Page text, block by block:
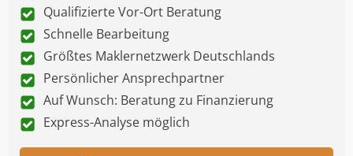
Qualifizierte Vor-Ort Beratung
Schnelle Bearbeitung
Größtes Maklernetzwerk Deutschlands
Persönlicher Ansprechpartner
Auf Wunsch: Beratung zu Finanzierung
Express-Analyse möglich